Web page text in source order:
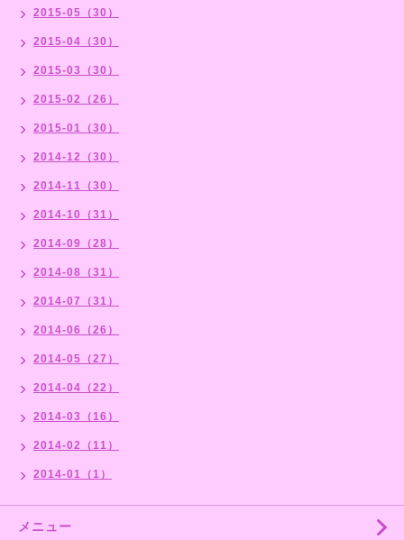
2015-05（30）
2015-04（30）
2015-03（30）
2015-02（26）
2015-01（30）
2014-12（30）
2014-11（30）
2014-10（31）
2014-09（28）
2014-08（31）
2014-07（31）
2014-06（26）
2014-05（27）
2014-04（22）
2014-03（16）
2014-02（11）
2014-01（1）
メニュー